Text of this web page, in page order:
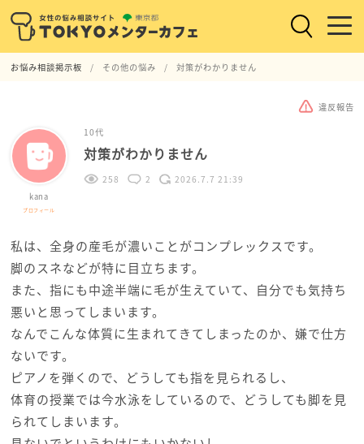
お悩み相談掲示板 その他の悩み 対策がわかりません
違反報告
kana
プロフィール
10代
対策がわかりません
258 2 2026.7.7 21:39
私は、全身の産毛が濃いことがコンプレックスです。
脚のスネなどが特に目立ちます。
また、指にも中途半端に毛が生えていて、自分でも気持ち
悪いと思ってしまいます。
なんでこんな体質に生まれてきてしまったのか、嫌で仕方
ないです。
ピアノを弾くので、どうしても指を見られるし、
体育の授業では今水泳をしているので、どうしても脚を見
られてしまいます。